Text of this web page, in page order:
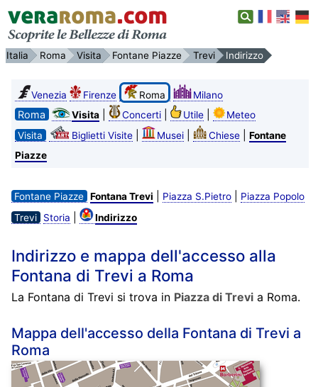
Italia Roma Visita Fontane Piazze Trevi Indirizzo
Venezia Firenze Roma Milano
Roma Visita| Concerti| Utile|
Meteo
Visita
Biglietti Visite| Musei| Chiese| Fontane
Piazze
Fontane Piazze Fontana Trevi Piazza S.Pietro|
Piazza Popolo
Trevi
Storia Indirizzo
Indirizzo e mappa dell'accesso alla
Fontana di Trevi a Roma
La Fontana di Trevi si trova in Piazza di Trevia Roma.
Mappa dell'accesso della Fontana di Trevi a
Roma